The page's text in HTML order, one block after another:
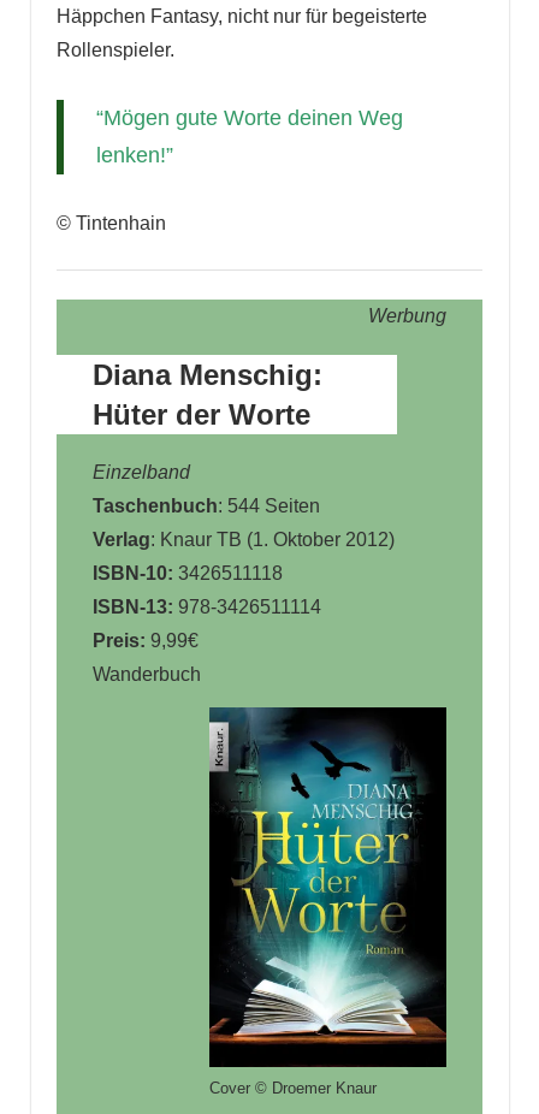
Häppchen Fantasy, nicht nur für begeisterte
Rollenspieler.
“Mögen gute Worte deinen Weg
lenken!”
© Tintenhain
Werbung
Diana Menschig:
Hüter der Worte
Einzelband
Taschenbuch: 544 Seiten
Verlag: Knaur TB (1. Oktober 2012)
ISBN-10: 3426511118
ISBN-13: 978-3426511114
Preis: 9,99€
Wanderbuch
Cover © Droemer Knaur